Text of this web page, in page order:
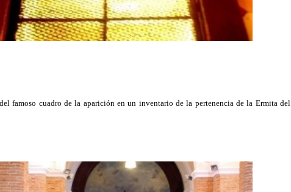
famoso cuadro de la aparición en un inventario de la pertenencia de la Ermita del